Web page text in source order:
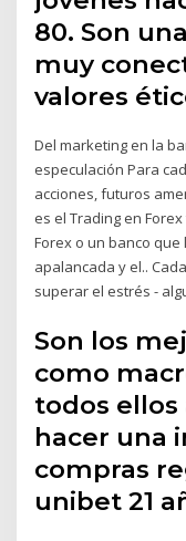
80. Son
muy
valores
Del marketing en la
especulación Para
acciones, futuros
es el Trading en
Forex o un banco
apalancada y el..
superar el estrés -
Son los
como
todos ellos
hacer una
compras
unibet 21